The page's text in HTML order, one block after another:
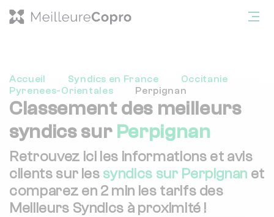
Accueil Syndics en France
Occitanie
Pyrenees-Orientales
Perpignan
Classement des meilleurs
syndics sur Perpignan
Retrouvez ici les informations et avis
clients sur les syndics sur Perpignan et
comparez en 2 min les tarifs des
Meilleurs Syndics à proximité !